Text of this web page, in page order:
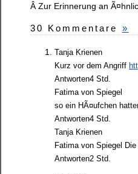
Â Zur Erinnerung an
30 Kommentare »
Tanja Krienen
Kurz vor dem Angriff
Antworten4 Std.
Fatima von Spiegel
so ein HÃ¤ufchen
Antworten4 Std.
Tanja Krienen
Fatima von Spiegel
Antworten2 Std.